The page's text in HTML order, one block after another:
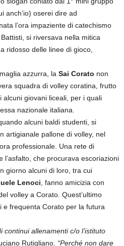
anch’io) oserei dire ad
l’ora impaziente di catechismo
si riversava nella mitica
ridosso delle linee di gioco,
azzurra, la Sai Corato non
squadra di volley coratina, frutto
giovani liceali, per i quali
nazionale italiana.
alcuni baldi studenti, si
artigianale pallone di volley, nel
professionale. Una rete di
che procurava escoriazioni
giorno alcuni di loro, tra cui
Lenoci , fanno amicizia con
volley a Corato. Quest’ultimo
e frequenta Corato per la futura
continui allenamenti c/o l’istituto
Rutigliano. “Perché non dare